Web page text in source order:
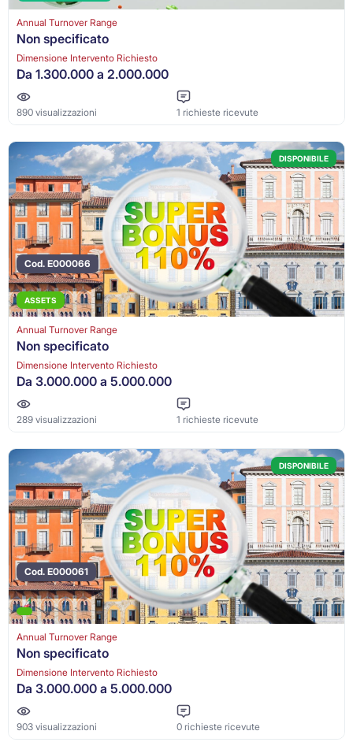
Annual Turnover Range
Non specificato
Dimensione Intervento Richiesto
Da 1.300.000 a 2.000.000
890 visualizzazioni 1 richieste ricevute
DISPONIBILE
Cod. E000066
ASSETS
Annual Turnover Range
Non specificato
Dimensione Intervento Richiesto
Da 3.000.000 a 5.000.000
289 visualizzazioni 1 richieste ricevute
DISPONIBILE
Cod. E000061
Annual Turnover Range
Non specificato
Dimensione Intervento Richiesto
Da 3.000.000 a 5.000.000
903 visualizzazioni 0 richieste ricevute